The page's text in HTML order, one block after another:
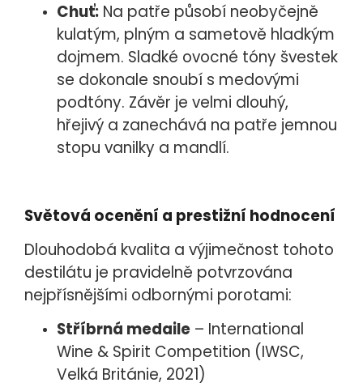
Chuť: Na patře působí neobyčejně
kulatým, plným a sametově hladkým
dojmem. Sladké ovocné tóny švestek
se dokonale snoubí s medovými
podtóny. Závěr je velmi dlouhý,
hřejivý a zanechává na patře jemnou
stopu vanilky a mandlí.
Světová ocenění a prestižní hodnocení
Dlouhodobá kvalita a výjimečnost tohoto
destilátu je pravidelně potvrzována
nejpřísnějšími odbornými porotami:
Stříbrná medaile – International
Wine & Spirit Competition (IWSC,
Velká Británie, 2021)